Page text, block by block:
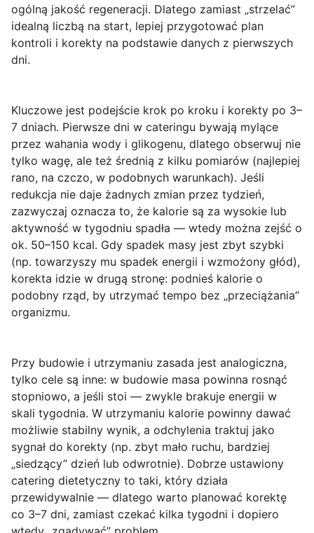
ogólną jakość regeneracji. Dlatego zamiast „strzelać”
idealną liczbą na start, lepiej przygotować plan
kontroli i korekty na podstawie danych z pierwszych
dni.
Kluczowe jest podejście krok po kroku i korekty po 3–
7 dniach. Pierwsze dni w cateringu bywają mylące
przez wahania wody i glikogenu, dlatego obserwuj nie
tylko wagę, ale też średnią z kilku pomiarów (najlepiej
rano, na czczo, w podobnych warunkach). Jeśli
redukcja nie daje żadnych zmian przez tydzień,
zazwyczaj oznacza to, że kalorie są za wysokie lub
aktywność w tygodniu spadła — wtedy można zejść o
ok. 50–150 kcal. Gdy spadek masy jest zbyt szybki
(np. towarzyszy mu spadek energii i wzmożony głód),
korekta idzie w drugą stronę: podnieś kalorie o
podobny rząd, by utrzymać tempo bez „przeciążania”
organizmu.
Przy budowie i utrzymaniu zasada jest analogiczna,
tylko cele są inne: w budowie masa powinna rosnąć
stopniowo, a jeśli stoi — zwykle brakuje energii w
skali tygodnia. W utrzymaniu kalorie powinny dawać
możliwie stabilny wynik, a odchylenia traktuj jako
sygnał do korekty (np. zbyt mało ruchu, bardziej
„siedzący” dzień lub odwrotnie). Dobrze ustawiony
catering dietetyczny to taki, który działa
przewidywalnie — dlatego warto planować korektę
co 3–7 dni, zamiast czekać kilka tygodni i dopiero